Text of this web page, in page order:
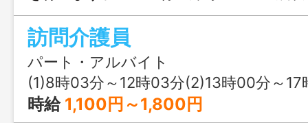
歓迎します ＊変更範囲：変更なし 正社
間、平均週５勤務 限定社員：１日６時
バイト：１日３時間、週２回～ 訪問ス
せた出退勤の時間や方法など随時検討し
訪問介護員
パート・アルバイト
(1)8時03分～12時03分(2)13時00分～17時00分又は 8時 00分 ～
時給 1,100円～1,800円